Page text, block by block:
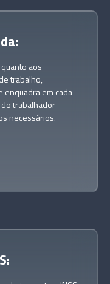
:
aos
trabalho,
enquadra em cada
trabalhador
necessários.
: